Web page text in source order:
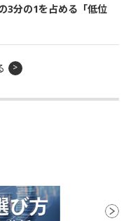
3分の1を占める「低位